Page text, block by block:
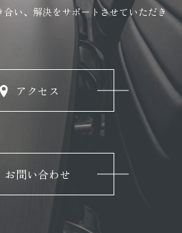
い、解決をサポートさせていただき
アクセス
お問い合わせ